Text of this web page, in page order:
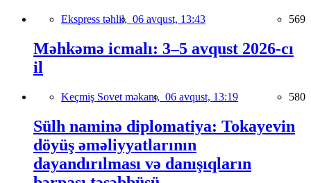
Ekspress təhlil, 06 avqust, 13:43 569
Məhkəmə icmalı: 3–5 avqust 2026-cı
il
Keçmiş Sovet məkanı, 06 avqust, 13:19 580
Sülh naminə diplomatiya: Tokayevin
döyüş əməliyyatlarının
dayandırılması və danışıqların